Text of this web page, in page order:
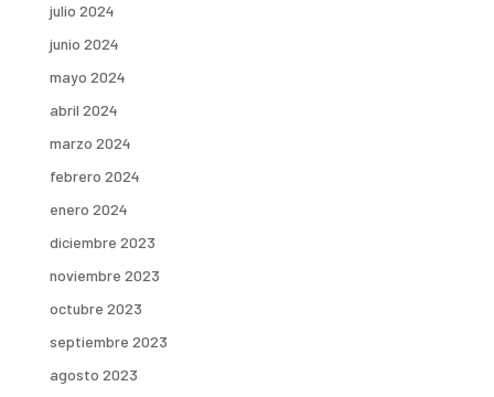
julio 2024
junio 2024
mayo 2024
abril 2024
marzo 2024
febrero 2024
enero 2024
diciembre 2023
noviembre 2023
octubre 2023
septiembre 2023
agosto 2023